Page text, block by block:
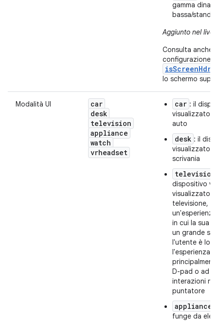
gamma
bassa/
Aggiunto nel
Consulta anche
configurazione
isScreenHdr
lo schermo
Modalità UI
car
desk
television
appliance
watch
vrheadset
car : il
visualizzato
auto
desk : il
visualizzato
scrivania
television
dispositivo
visualizzato
televisione,
in cui la sua
un grande
l'utente è
l'esperienza è
D-pad o ad
interazioni
puntatore
appliance
funge da